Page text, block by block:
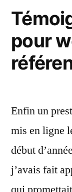
pour
Enfin un
mis en ligne
début
j’avais fait